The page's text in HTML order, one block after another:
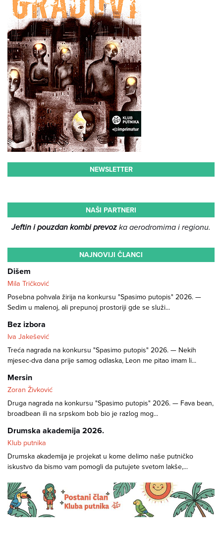
NEWSLETTER
NAŠI PARTNERI
Jeftin i pouzdan kombi prevozka aerodromima i regionu.
NAJNOVIJI ČLANCI
Dišem
Mila Tričković
Posebna pohvala žirija na konkursu "Spasimo putopis" 2026. —
Sedim u malenoj, ali prepunoj prostoriji gde se služi...
Bez izbora
Iva Jakešević
Treća nagrada na konkursu "Spasimo putopis" 2026. — Nekih
mjesec-dva dana prije samog odlaska, Leon me pitao imam li...
Mersin
Zoran Živković
Druga nagrada na konkursu "Spasimo putopis" 2026. — Fava bean,
broadbean ili na srpskom bob bio je razlog mog...
Drumska akademija 2026.
Klub putnika
Drumska akademija je projekat u kome delimo naše putničko
iskustvo da bismo vam pomogli da putujete svetom lakše,...